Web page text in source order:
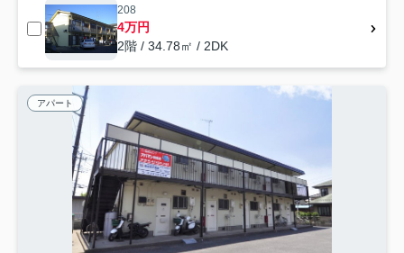
208
4万円
2階 / 34.78㎡ / 2DK
アパート